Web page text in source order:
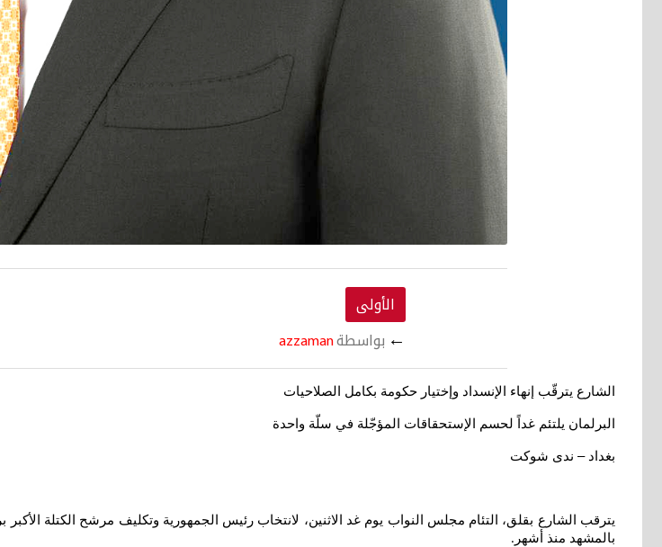
الأولى
← بواسطةazzaman
الشارع يترقّب إنهاء الإنسداد وإختيار حكومة بكامل الصلاحيات
البرلمان يلتئم غداً لحسم الإستحقاقات المؤجّلة في سلّة واحدة
بغداد – ندى شوكت
يترقب الشارع بقلق، التئام مجلس النواب يوم غد الاثنين، لانتخاب رئيس الجمهورية وتكليف مرشح الكتلة
بالمشهد منذ أشهر .